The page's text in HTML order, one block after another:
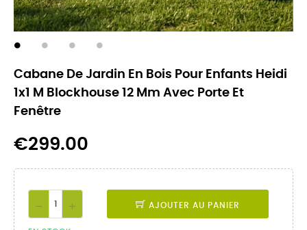
Cabane De Jardin En Bois Pour Enfants Heidi
1x1 M Blockhouse 12 Mm Avec Porte Et
Fenêtre
€299.00
AJOUTER AU PANIER